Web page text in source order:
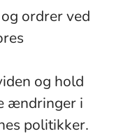
ordrer ved
og hold
ændringer i
politikker.